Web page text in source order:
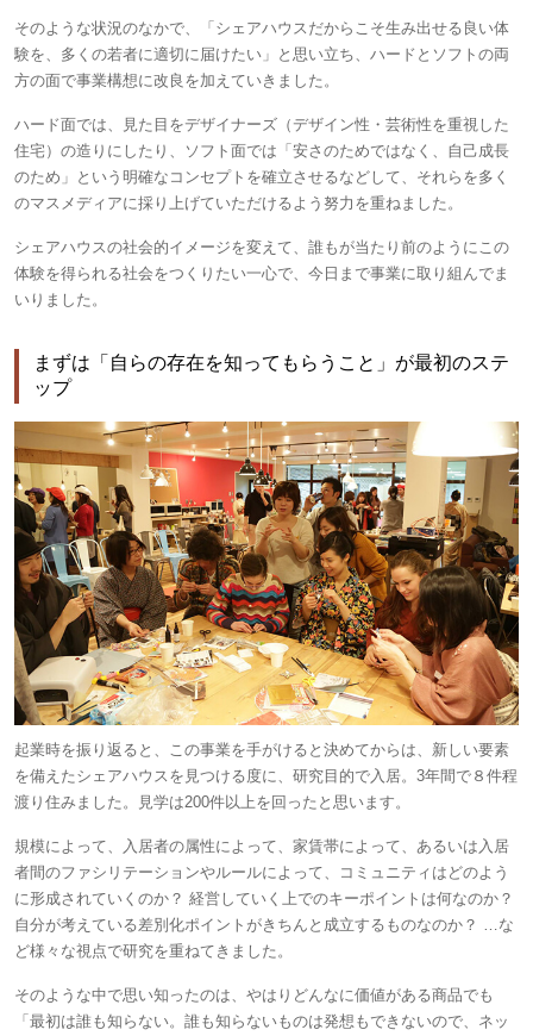
そのような状況のなかで、「シェアハウスだからこそ生み出せる良い体
験を、多くの若者に適切に届けたい」と思い立ち、ハードとソフトの両
方の面で事業構想に改良を加えていきました。
ハード面では、見た目をデザイナーズ（デザイン性・芸術性を重視した
住宅）の造りにしたり、ソフト面では「安さのためではなく、自己成長
のため」という明確なコンセプトを確立させるなどして、それらを多く
のマスメディアに採り上げていただけるよう努力を重ねました。
シェアハウスの社会的イメージを変えて、誰もが当たり前のようにこの
体験を得られる社会をつくりたい一心で、今日まで事業に取り組んでま
いりました。
まずは「自らの存在を知ってもらうこと」が最初のステ
ップ
起業時を振り返ると、この事業を手がけると決めてからは、新しい要素
を備えたシェアハウスを見つける度に、研究目的で入居。3年間で８件程
渡り住みました。見学は200件以上を回ったと思います。
規模によって、入居者の属性によって、家賃帯によって、あるいは入居
者間のファシリテーションやルールによって、コミュニティはどのよう
に形成されていくのか？ 経営していく上でのキーポイントは何なのか？
自分が考えている差別化ポイントがきちんと成立するものなのか？ …な
ど様々な視点で研究を重ねてきました。
そのような中で思い知ったのは、やはりどんなに価値がある商品でも
「最初は誰も知らない。誰も知らないものは発想もできないので、ネッ